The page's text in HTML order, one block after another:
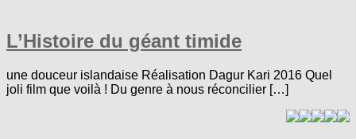
L’Histoire du géant timide
une douceur islandaise Réalisation Dagur Kari 2016 Quel
joli film que voilà ! Du genre à nous réconcilier […]